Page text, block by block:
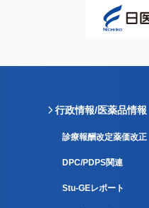
行政情報/医薬品情報
診療報酬改定薬価改正
DPC/PDPS関連
Stu-GEレポート